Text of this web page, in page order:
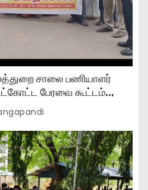
சாலை பணியாளர்
பேரவை கூட்டம்..,